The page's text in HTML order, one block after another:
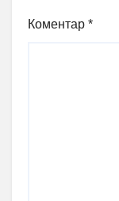
Коментар *